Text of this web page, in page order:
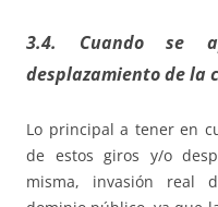
3.4. Cuando se
desplazamiento de
Lo principal a tener en
de estos giros y/o
misma, invasión real